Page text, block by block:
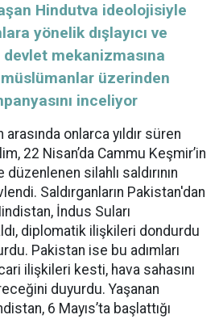
Hindutva ideolojisiyle
yönelik dışlayıcı ve
devlet mekanizmasına
üzerinden
inceliyor
onlarca yıldır süren
22 Nisan’da Cammu Keşmir’in
silahlı saldırının
Saldırganların Pakistan'dan
İndus Suları
diplomatik ilişkileri dondurdu
Pakistan ise bu adımları
ilişkileri kesti, hava sahasını
duyurdu. Yaşanan
6 Mayıs’ta başlattığı